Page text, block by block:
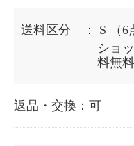
送料区分 ： S
（
ショ
料無
返品・交換 ：可